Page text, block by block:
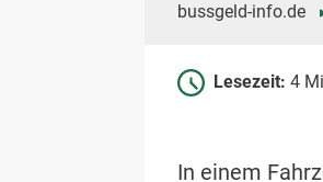
bussgeld-info.de
Lesezeit: 4
In einem